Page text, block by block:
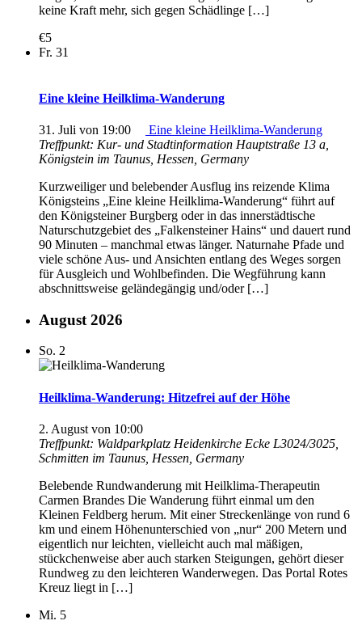
keine Kraft mehr, sich gegen Schädlinge […]
€5
Fr. 31
Eine kleine Heilklima-Wanderung
31. Juli von 19:00
Eine kleine Heilklima-Wanderung
Treffpunkt: Kur- und Stadtinformation Hauptstraße 13 a,
Königstein im Taunus, Hessen, Germany
Kurzweiliger und belebender Ausflug ins reizende Klima
Königsteins „Eine kleine Heilklima-Wanderung“ führt auf
den Königsteiner Burgberg oder in das innerstädtische
Naturschutzgebiet des „Falkensteiner Hains“ und dauert rund
90 Minuten – manchmal etwas länger. Naturnahe Pfade und
viele schöne Aus- und Ansichten entlang des Weges sorgen
für Ausgleich und Wohlbefinden. Die Wegführung kann
abschnittsweise geländegängig und/oder […]
August 2026
So. 2
Heilklima-Wanderung: Hitzefrei auf der Höhe
2. August von 10:00
Treffpunkt: Waldparkplatz Heidenkirche Ecke L3024/3025,
Schmitten im Taunus, Hessen, Germany
Belebende Rundwanderung mit Heilklima-Therapeutin
Carmen Brandes Die Wanderung führt einmal um den
Kleinen Feldberg herum. Mit einer Streckenlänge von rund 6
km und einem Höhenunterschied von „nur“ 200 Metern und
eigentlich nur leichten, vielleicht auch mal mäßigen,
stückchenweise aber auch starken Steigungen, gehört dieser
Rundweg zu den leichteren Wanderwegen. Das Portal Rotes
Kreuz liegt in […]
Mi. 5